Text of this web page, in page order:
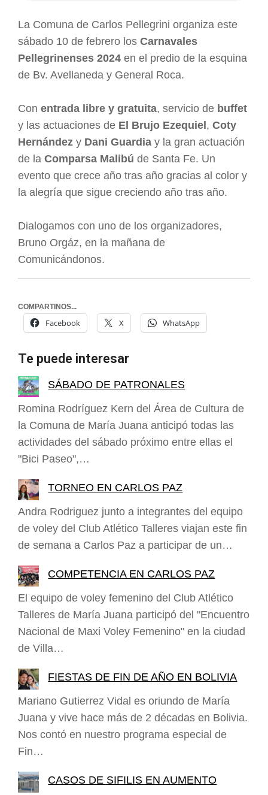
La Comuna de Carlos Pellegrini organiza este
sábado 10 de febrero los Carnavales
Pellegrinenses 2024 en el predio de la esquina
de Bv. Avellaneda y General Roca.
Con entrada libre y gratuita, servicio de buffet
y las actuaciones de El Brujo Ezequiel , Coty
Hernández y Dani Guardia y la gran actuación
de la Comparsa Malibú de Santa Fe. Un
evento que crece año tras año gracias al color y
la alegría que sigue creciendo año tras año.
Dialogamos con uno de los organizadores,
Bruno Orgáz, en la mañana de
Comunicándonos.
COMPARTINOS...
Facebook X WhatsApp
Te puede interesar
SÁBADO DE PATRONALES
Romina Rodríguez Kern del Área de Cultura de
la Comuna de María Juana anticipó todas las
actividades del sábado próximo entre ellas el
"Bici Paseo",…
TORNEO EN CARLOS PAZ
Andra Rodriguez junto a integrantes del equipo
de voley del Club Atlético Talleres viajan este fin
de semana a Carlos Paz a participar de un…
COMPETENCIA EN CARLOS PAZ
El equipo de voley femenino del Club Atlético
Talleres de María Juana participó del "Encuentro
Nacional de Maxi Voley Femenino" en la ciudad
de Villa…
FIESTAS DE FIN DE AÑO EN BOLIVIA
Mariano Gutierrez Vidal es oriundo de María
Juana y vive hace más de 2 décadas en Bolivia.
Nos contó en nuestro programa especial de
Fin…
CASOS DE SIFILIS EN AUMENTO